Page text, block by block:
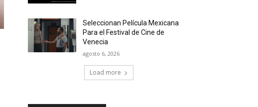
Seleccionan Película Mexicana
Para el Festival de Cine de
Venecia
agosto 6, 2026
Load more